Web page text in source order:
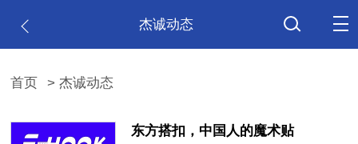
杰诚动态
首页 > 杰诚动态
东方搭扣，中国人的魔术贴